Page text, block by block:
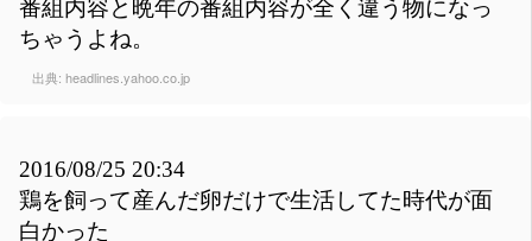
番組内容と晩年の番組内容が全く違う物になっ
ちゃうよね。
出典: headlines.yahoo.co.jp
2016/08/25 20:34
鶏を飼って産んだ卵だけで生活してた時代が面
白かった